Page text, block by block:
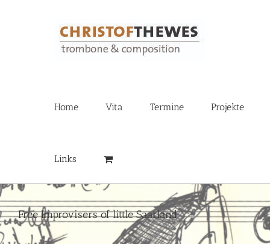
Home Vita Termine Projekte
Links
Free Improvisers of little Saarland